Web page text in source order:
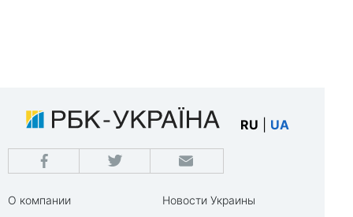
RU UA
О компании
Новости Украины